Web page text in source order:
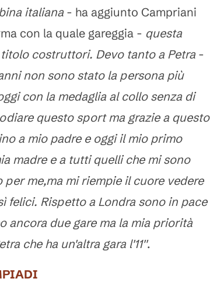
italiana - ha aggiunto Campriani
con la quale gareggia - questa
costruttori. Devo tanto a Petra -
non sono stato la persona più
con la medaglia al collo senza di
questo sport ma grazie a questo
a mio padre e oggi il mio primo
madre e a tutti quelli che mi sono
me,ma mi riempie il cuore vedere
felici. Rispetto a Londra sono in pace
ancora due gare ma la mia priorità
che ha un'altra gara l'11''.